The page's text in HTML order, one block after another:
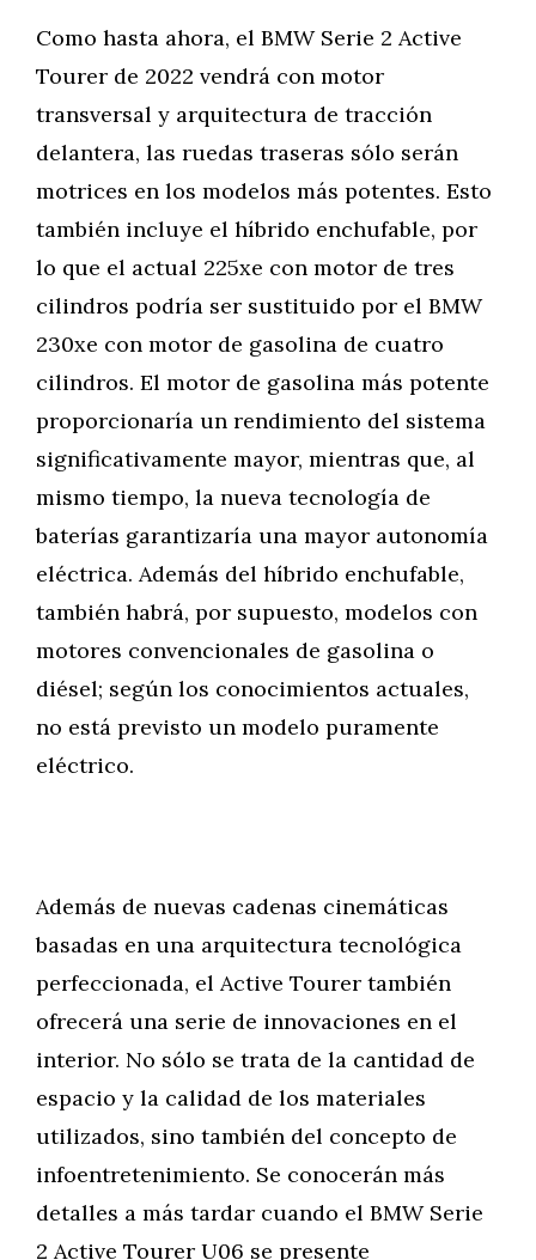
Como hasta ahora, el BMW Serie 2 Active
Tourer de 2022 vendrá con motor
transversal y arquitectura de tracción
delantera, las ruedas traseras sólo serán
motrices en los modelos más potentes. Esto
también incluye el híbrido enchufable, por
lo que el actual 225xe con motor de tres
cilindros podría ser sustituido por el BMW
230xe con motor de gasolina de cuatro
cilindros. El motor de gasolina más potente
proporcionaría un rendimiento del sistema
significativamente mayor, mientras que, al
mismo tiempo, la nueva tecnología de
baterías garantizaría una mayor autonomía
eléctrica. Además del híbrido enchufable,
también habrá, por supuesto, modelos con
motores convencionales de gasolina o
diésel; según los conocimientos actuales,
no está previsto un modelo puramente
eléctrico.
Además de nuevas cadenas cinemáticas
basadas en una arquitectura tecnológica
perfeccionada, el Active Tourer también
ofrecerá una serie de innovaciones en el
interior. No sólo se trata de la cantidad de
espacio y la calidad de los materiales
utilizados, sino también del concepto de
infoentretenimiento. Se conocerán más
detalles a más tardar cuando el BMW Serie
2 Active Tourer U06 se presente